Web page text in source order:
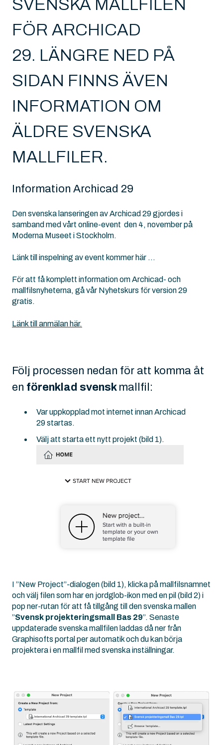
SVENSKA MALLFILEN
FÖR ARCHICAD
29. LÄNGRE NED PÅ
SIDAN FINNS ÄVEN
INFORMATION OM
ÄLDRE SVENSKA
MALLFILER.
Information Archicad 29
Den svenska lanseringen av Archicad 29 gjordes i
samband med vårt online-event den 4, november på
Moderna Museet i Stockholm.
Länk till inspelning av event kommer här ...
För att få komplett information om Archicad- och
mallfilsnyheterna, gå vår Nyhetskurs för version 29
gratis.
Länk till anmälan här.
Följ processen nedan för att komma åt
en förenklad svensk mallfil:
Var uppkopplad mot internet innan Archicad
29 startas.
Välj att starta ett nytt projekt (bild 1).
I ”New Project”-dialogen (bild 1), klicka på mallfilsnamnet
och välj filen som har en jordglob-ikon med en pil (bild 2) i
pop ner-rutan för att få tillgång till den svenska mallen
”Svensk projekteringsmall Bas 29”. Senaste
uppdaterade svenska mallfilen laddas då ner från
Graphisofts portal per automatik och du kan börja
projektera i en mallfil med svenska inställningar.